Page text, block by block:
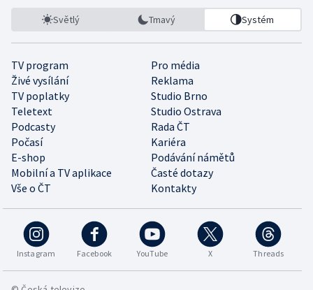
Světlý Tmavý Systém
TV program
Pro média
Živé vysílání
Reklama
TV poplatky
Studio Brno
Teletext
Studio Ostrava
Podcasty
Rada ČT
Počasí
Kariéra
E-shop
Podávání námětů
Mobilní a TV aplikace
Časté dotazy
Vše o ČT
Kontakty
Instagram Facebook YouTube X Threads